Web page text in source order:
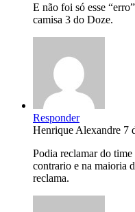
E não foi só esse
camisa 3 do Doze.
Responder
Henrique Alexandre 7
Podia reclamar do
contrario e na maioria
reclama.